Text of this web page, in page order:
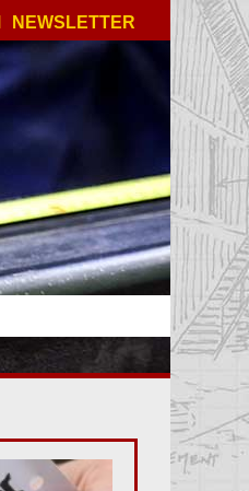
NEWSLETTER